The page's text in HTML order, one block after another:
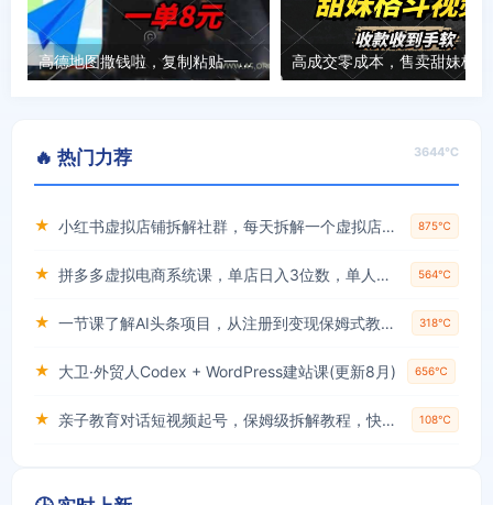
高德地图撒钱啦，复制粘贴一单8元，一单2分钟，轻松变现
🔥 热门力荐 3644℃
★ 小红书虚拟店铺拆解社群，每天拆解一个虚拟店，简单实用(赠送小红书虚拟教程) 875℃
★ 拼多多虚拟电商系统课，单店日入3位数，单人可管理3-8家店【附货源】 564℃
★ 一节课了解AI头条项目，从注册到变现保姆式教学，零基础可以操作【揭秘】 318℃
★ 大卫·外贸人Codex + WordPress建站课(更新8月) 656℃
★ 亲子教育对话短视频起号，保姆级拆解教程，快速起千粉万粉号 108℃